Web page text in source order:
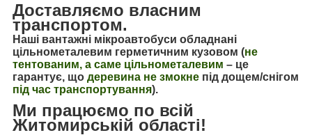
Доставляємо власним
транспортом.
Наші вантажні мікроавтобуси обладнані
цільнометалевим герметичним кузовом (не
тентованим, а саме цільнометалевим – це
гарантує, що деревина не змокне під дощем/снігом
під час транспортування).
Ми працюємо по всій
Житомирській області!